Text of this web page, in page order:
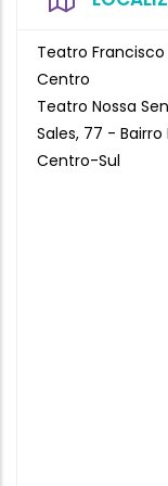
Teatro Francisco
Centro
Teatro Nossa
Sales, 77 - Bairro
Centro-Sul